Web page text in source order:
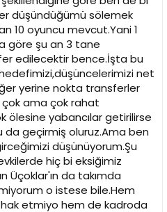
düşündüğümü sölemek
10 oyuncu mevcut.Yani 1
göre şu an 3 tane
edilecektir bence.İşta bu
net
yerine nokta transferler
ama çok rahat
ölesine yabancılar getirilirse
geçirmiş oluruz.Ama ben
düşünüyorum.Şu
hiç bi eksiğimiz
Üçoklar'ın da takımda
o istese bile.Hem
etmiyo hem de kadroda